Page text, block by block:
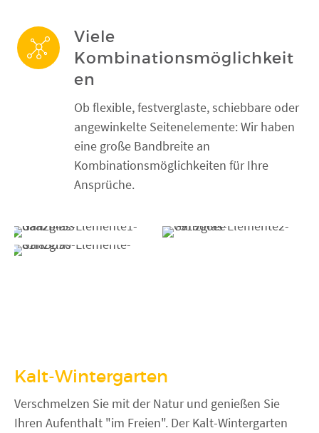
Viele
Kombinationsmöglichkeit
en
Ob flexible, festverglaste, schiebbare oder
angewinkelte Seitenelemente: Wir haben
eine große Bandbreite an
Kombinationsmöglichkeiten für Ihre
Ansprüche.
Kalt-Wintergarten
Verschmelzen Sie mit der Natur und genießen Sie
Ihren Aufenthalt "im Freien". Der Kalt-Wintergarten